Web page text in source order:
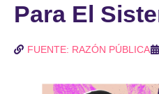
Para El
FUENTE: RAZÓN PÚBLICA